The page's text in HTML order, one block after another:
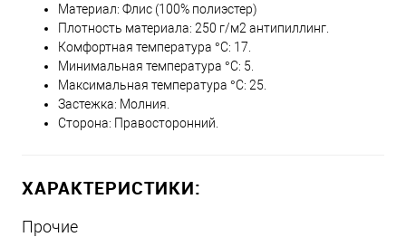
Материал: Флис (100% полиэстер)
Плотность материала: 250 г/м2 антипиллинг.
Комфортная температура °C: 17.
Минимальная температура °C: 5.
Максимальная температура °C: 25.
Застежка: Молния.
Сторона: Правосторонний.
ХАРАКТЕРИСТИКИ:
Прочие